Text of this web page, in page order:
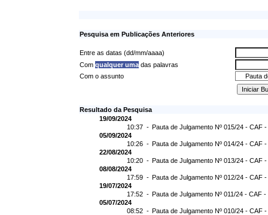
Pesquisa em Publicações Anteriores
Entre as datas (dd/mm/aaaa)
Com qualquer umadas palavras
Com o assunto
Resultado da Pesquisa
19/09/2024
10:37 - Pauta de Julgamento Nº 015/24 - CAF
05/09/2024
10:26 - Pauta de Julgamento Nº 014/24 - CAF
22/08/2024
10:20 - Pauta de Julgamento Nº 013/24 - CAF
08/08/2024
17:59 - Pauta de Julgamento Nº 012/24 - CAF
19/07/2024
17:52 - Pauta de Julgamento Nº 011/24 - CAF
05/07/2024
08:52 - Pauta de Julgamento Nº 010/24 - CAF